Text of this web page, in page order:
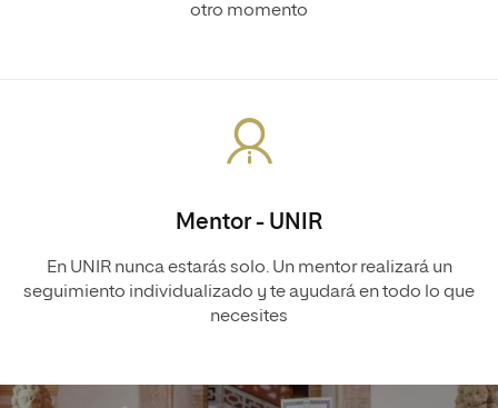
otro momento
Mentor - UNIR
En UNIR nunca estarás solo. Un mentor realizará un
seguimiento individualizado y te ayudará en todo lo que
necesites